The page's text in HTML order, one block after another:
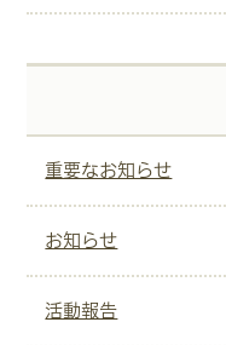
重要なお知らせ
お知らせ
活動報告